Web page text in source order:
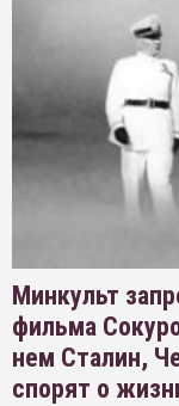
Минкульт
фильма
нем Сталин,
спорят о